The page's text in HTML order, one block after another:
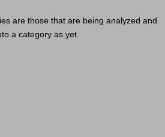
are those that are being analyzed and
a category as yet.